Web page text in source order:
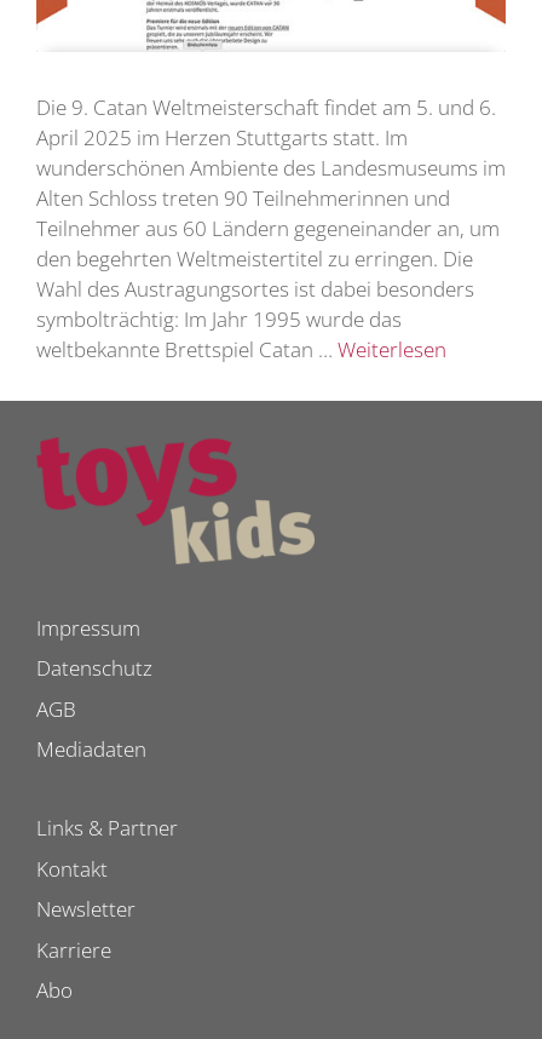
Die 9. Catan Weltmeisterschaft findet am 5. und 6.
April 2025 im Herzen Stuttgarts statt. Im
wunderschönen Ambiente des Landesmuseums im
Alten Schloss treten 90 Teilnehmerinnen und
Teilnehmer aus 60 Ländern gegeneinander an, um
den begehrten Weltmeistertitel zu erringen. Die
Wahl des Austragungsortes ist dabei besonders
symbolträchtig: Im Jahr 1995 wurde das
weltbekannte Brettspiel Catan … Weiterlesen
Impressum
Datenschutz
AGB
Mediadaten
Links & Partner
Kontakt
Newsletter
Karriere
Abo